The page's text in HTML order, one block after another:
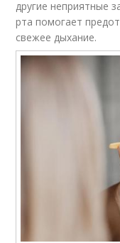
другие неприятные
рта помогает
свежее дыхание.